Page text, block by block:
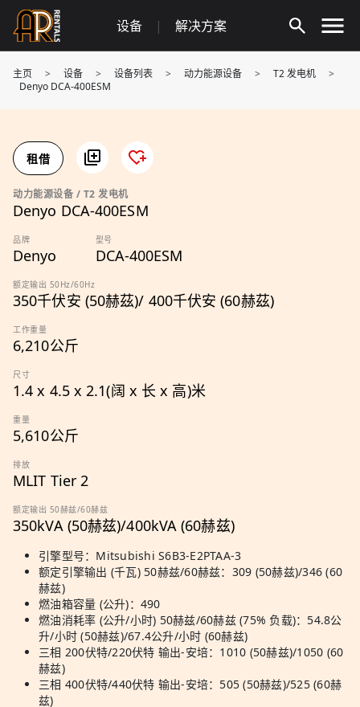
Skip
content
设备 | 解决方案
主页 > 设备 > 设备列表 > 动力能源设备 > T2 发电机
>
Denyo DCA-400ESM
租借
动力能源设备 / T2 发电机
Denyo DCA-400ESM
品牌
Denyo
型号
DCA-400ESM
额定输出 50Hz/60Hz
350千伏安 (50赫茲)/ 400千伏安 (60赫茲)
工作重量
6,210公斤
尺寸
1.4 x 4.5 x 2.1(阔 x 长 x 高)米
重量
5,610公斤
排放
MLIT Tier 2
额定输出 50赫兹/60赫兹
350kVA (50赫兹)/400kVA (60赫兹)
引擎型号：Mitsubishi S6B3-E2PTAA-3
额定引擎输出 (千瓦) 50赫兹/60赫兹：309 (50赫兹)/346 (60
赫兹)
燃油箱容量 (公升)：490
燃油消耗率 (公升/小时) 50赫兹/60赫兹 (75% 负载)：54.8公
升/小时 (50赫兹)/67.4公升/小时 (60赫兹)
三相 200伏特/220伏特 输出-安培：1010 (50赫兹)/1050 (60
赫兹)
三相 400伏特/440伏特 输出-安培：505 (50赫兹)/525 (60赫
兹)